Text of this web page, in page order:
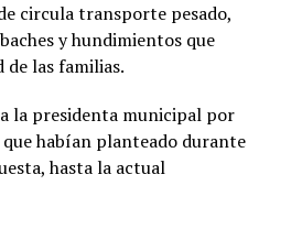
circula transporte pesado,
y hundimientos que
las familias.
la presidenta municipal por
habían planteado durante
hasta la actual